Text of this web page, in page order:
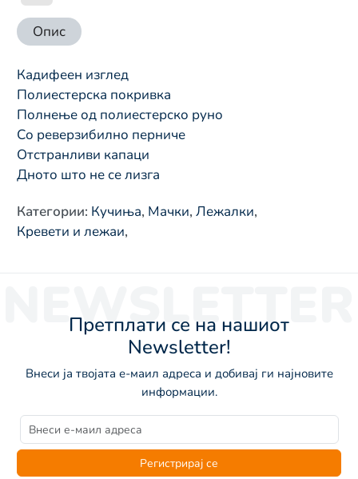
Опис
Кадифеен изглед
Полиестерска покривка
Полнење од полиестерско руно
Со реверзибилно перниче
Отстранливи капаци
Дното што не се лизга
Категории: Кучиња, Мачки, Лежалки,
Кревети и лежаи,
NEWSLETTER
Претплати се на нашиот
Newsletter!
Внеси ја твојата е-маил адреса и добивај ги најновите
информации.
Регистрирај се